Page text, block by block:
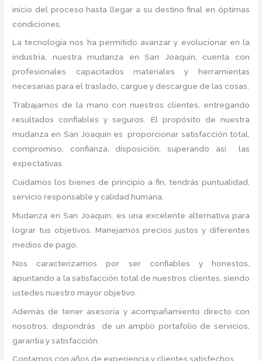
inicio del proceso hasta llegar a su destino final en óptimas
condiciones.
La tecnología nos ha permitido avanzar y evolucionar en la
industria, nuestra mudanza en San Joaquin, cuenta con
profesionales capacitados materiales y herramientas
necesarias para el traslado, cargue y descargue de las cosas.
Trabajamos de la mano con nuestros clientes, entregando
resultados confiables y seguros. El propósito de nuestra
mudanza en San Joaquin es proporcionar satisfacción total,
compromiso, confianza, disposición, superando así las
expectativas.
Cuidamos los bienes de principio a fin, tendrás puntualidad,
servicio responsable y calidad humana.
Mudanza en San Joaquin, es una excelente alternativa para
lograr tus objetivos. Manejamos precios justos y diferentes
medios de pago.
Nos caracterizamos por ser confiables y honestos,
apuntando a la satisfacción total de nuestros clientes, siendo
ustedes nuestro mayor objetivo.
Además de tener asesoría y acompañamiento directo con
nosotros, dispondrás de un amplio portafolio de servicios,
garantía y satisfacción.
Contamos con años de experiencia y clientes satisfechos.